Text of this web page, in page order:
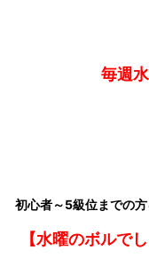
毎週
初心者～5級位までの
【水曜のボルで